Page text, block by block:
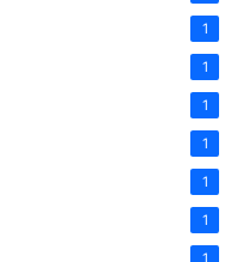
1
1
1
1
1
1
1